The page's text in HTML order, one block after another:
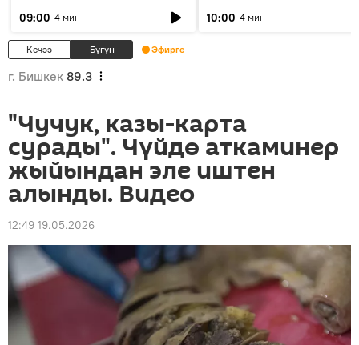
09:00 4 мин
10:00 4 мин
Кечээ Бүгүн Эфирге
г. Бишкек 89.3
"Чучук, казы-карта
сурады". Чүйдө аткаминер
жыйындан эле иштен
алынды. Видео
12:49 19.05.2026